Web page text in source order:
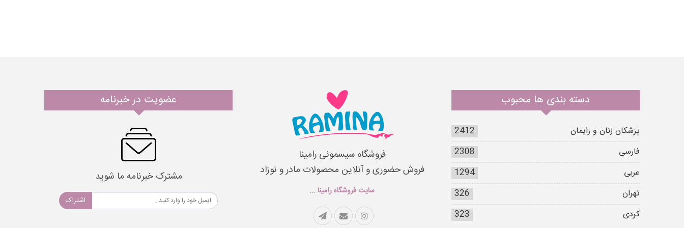
دسته بندی ها محبوب
پزشکان زنان و زایمان
2412
فارسی
2308
عربی
1294
تهران
326
کردی
323
فروشگاه سیسمونی رامینا
فروش حضوری و آنلاین محصولات مادر و نوزاد
سایت فروشگاه رامینا ...
عضویت در خبرنامه
مشترک خبرنامه ما شوید
اشتراک